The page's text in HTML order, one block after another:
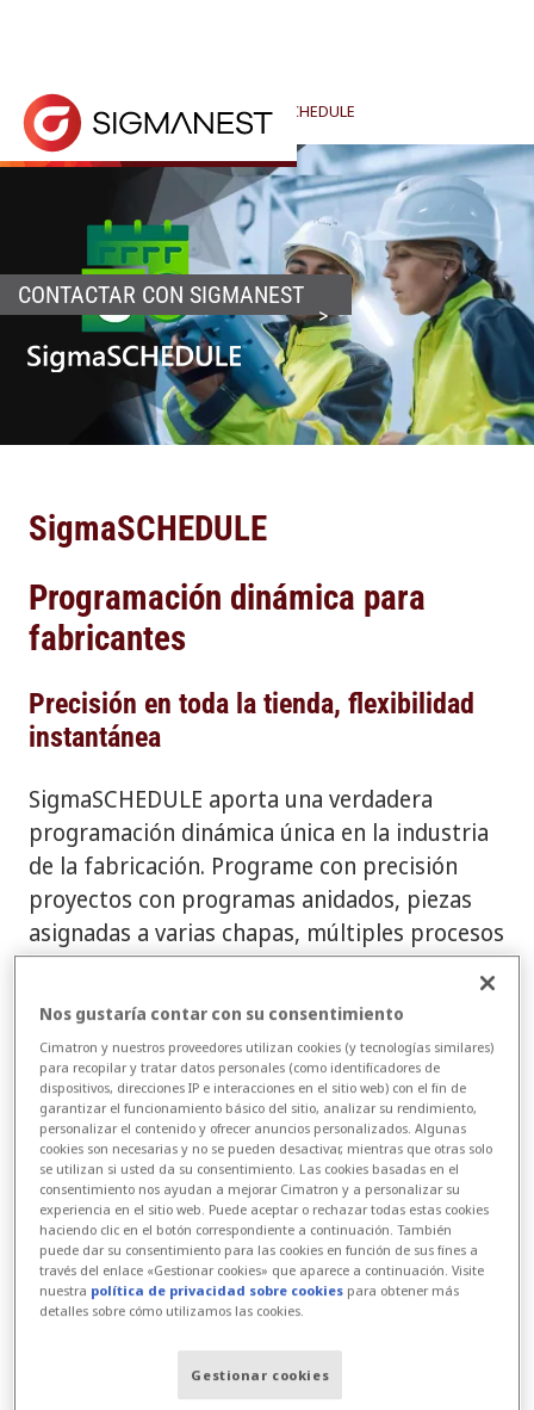
Inicio> Productos >Taller>SigmaSCHEDULE
SigmaSCHEDULE aporta una verdadera
CONTACTAR CON SIGMANEST
SigmaSCHEDULE
Programación dinámica para
fabricantes
Precisión en toda la tienda, flexibilidad
instantánea
SigmaSCHEDULE aporta una verdadera
programación dinámica única en la industria
de la fabricación. Programe con precisión
proyectos con programas anidados, piezas
asignadas a varias chapas, múltiples procesos
de corte y operaciones secundarias como
plegado y soldadura. El software puede
configurarse para las necesidades específicas
de su empresa, pero también puede
reprogramar completamente todas las
operaciones en cualquier momento del día en
función de la capacidad de producción actual,
la prioridad del trabajo y el trabajo que debe
completarse.
Nos gustaría contar con su consentimiento
Cimatron y nuestros proveedores utilizan cookies (y tecnologías similares)
para recopilar y tratar datos personales (como identificadores de
dispositivos, direcciones IP e interacciones en el sitio web) con el fin de
garantizar el funcionamiento básico del sitio, analizar su rendimiento,
personalizar el contenido y ofrecer anuncios personalizados. Algunas
cookies son necesarias y no se pueden desactivar, mientras que otras solo
se utilizan si usted da su consentimiento. Las cookies basadas en el
consentimiento nos ayudan a mejorar Cimatron y a personalizar su
experiencia en el sitio web. Puede aceptar o rechazar todas estas cookies
haciendo clic en el botón correspondiente a continuación. También
puede dar su consentimiento para las cookies en función de sus fines a
través del enlace «Gestionar cookies» que aparece a continuación. Visite
nuestra política de privacidad sobre cookies para obtener más
detalles sobre cómo utilizamos las cookies.
Gestionar cookies